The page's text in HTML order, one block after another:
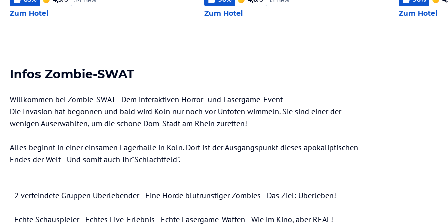
Zum Hotel Zum Hotel Zum Hotel
Infos Zombie-SWAT
Willkommen bei Zombie-SWAT - Dem interaktiven Horror- und Lasergame-Event
Die Invasion hat begonnen und bald wird Köln nur noch vor Untoten wimmeln. Sie sind einer der
wenigen Auserwählten, um die schöne Dom-Stadt am Rhein zuretten!
Alles beginnt in einer einsamen Lagerhalle in Köln. Dort ist der Ausgangspunkt dieses apokaliptischen
Endes der Welt - Und somit auch Ihr"Schlachtfeld".
- 2 verfeindete Gruppen Überlebender - Eine Horde blutrünstiger Zombies - Das Ziel: Überleben! -
- Echte Schauspieler - Echtes Live-Erlebnis - Echte Lasergame-Waffen - Wie im Kino, aber REAL! -